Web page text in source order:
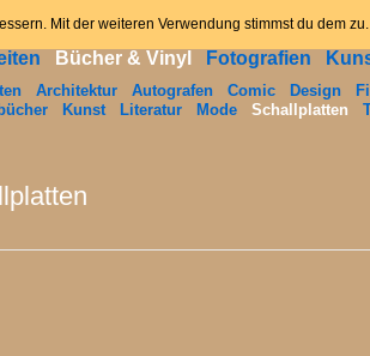
News Angebot Kontakt
Bücher & Vinyl Fotografien
Architektur Autografen Comic Design
Kunst Literatur Mode Schallplatten
Mit der weiteren Verwendung stimmst du dem zu.